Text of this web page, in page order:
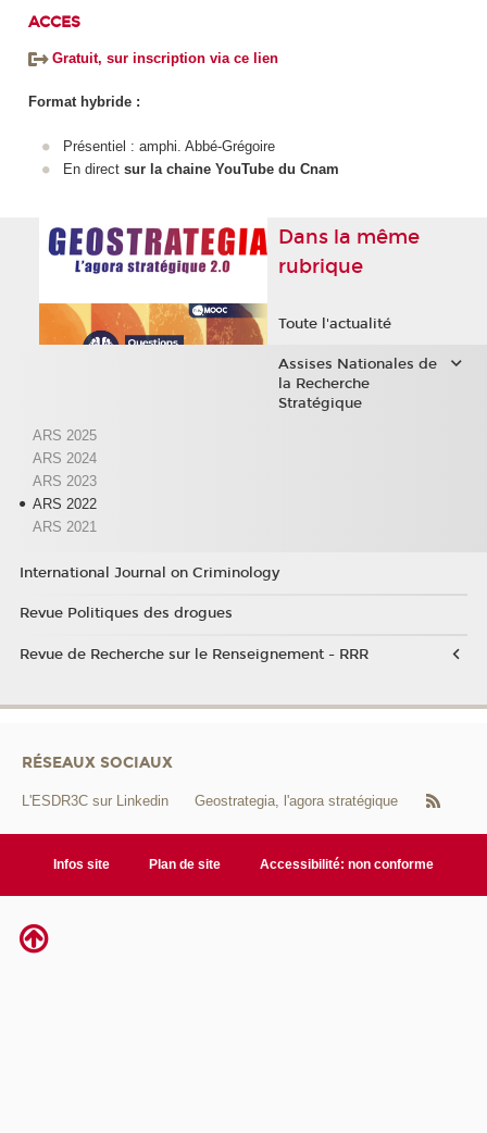
ACCES
Gratuit, sur inscription via ce lien
Format hybride :
Présentiel : amphi. Abbé-Grégoire
En direct sur la chaine YouTube du Cnam
Dans la même
rubrique
Toute l'actualité
Assises Nationales de
la Recherche
Stratégique
ARS 2025
ARS 2024
ARS 2023
ARS 2022
ARS 2021
International Journal on Criminology
Revue Politiques des drogues
Revue de Recherche sur le Renseignement - RRR
RÉSEAUX SOCIAUX
L'ESDR3C sur Linkedin Geostrategia, l'agora stratégique
Infos site Plan de site Accessibilité: non conforme